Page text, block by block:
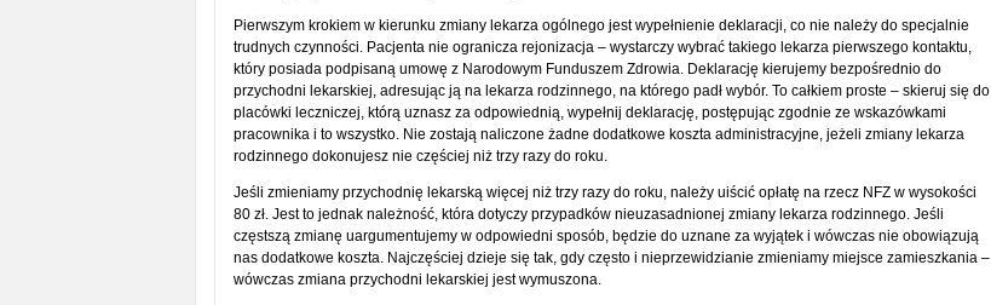
Pierwszym krokiem w kierunku zmiany lekarza ogólnego jest wypełnienie deklaracji, co nie należy do specjalnie
trudnych czynności. Pacjenta nie ogranicza rejonizacja – wystarczy wybrać takiego lekarza pierwszego kontaktu,
który posiada podpisaną umowę z Narodowym Funduszem Zdrowia. Deklarację kierujemy bezpośrednio do
przychodni lekarskiej, adresując ją na lekarza rodzinnego, na którego padł wybór. To całkiem proste – skieruj się do
placówki leczniczej, którą uznasz za odpowiednią, wypełnij deklarację, postępując zgodnie ze wskazówkami
pracownika i to wszystko. Nie zostają naliczone żadne dodatkowe koszta administracyjne, jeżeli zmiany lekarza
rodzinnego dokonujesz nie częściej niż trzy razy do roku.
Jeśli zmieniamy przychodnię lekarską więcej niż trzy razy do roku, należy uiścić opłatę na rzecz NFZ w wysokości
80 zł. Jest to jednak należność, która dotyczy przypadków nieuzasadnionej zmiany lekarza rodzinnego. Jeśli
częstszą zmianę uargumentujemy w odpowiedni sposób, będzie do uznane za wyjątek i wówczas nie obowiązują
nas dodatkowe koszta. Najczęściej dzieje się tak, gdy często i nieprzewidzianie zmieniamy miejsce zamieszkania –
wówczas zmiana przychodni lekarskiej jest wymuszona.